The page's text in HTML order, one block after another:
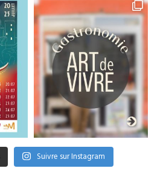
Suivre sur Instagram